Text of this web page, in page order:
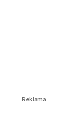
Reklama